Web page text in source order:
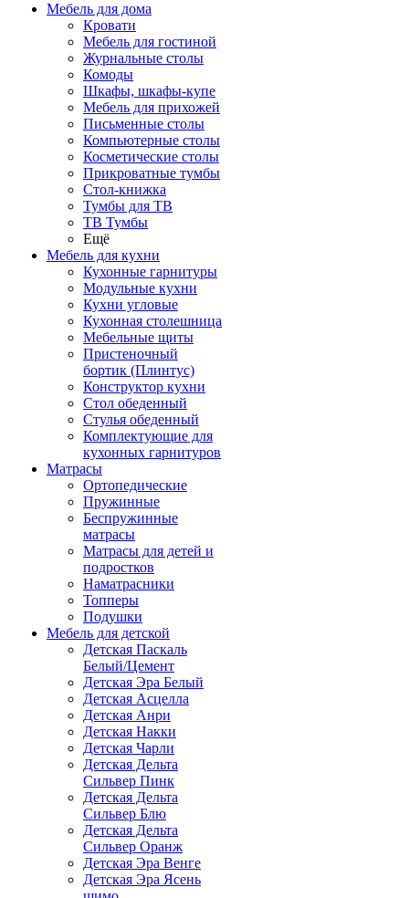
Мебель для дома
Кровати
Мебель для гостиной
Журнальные столы
Комоды
Шкафы, шкафы-купе
Мебель для прихожей
Письменные столы
Компьютерные столы
Косметические столы
Прикроватные тумбы
Стол-книжка
Тумбы для ТВ
ТВ Тумбы
Ещё
Мебель для кухни
Кухонные гарнитуры
Модульные кухни
Кухни угловые
Кухонная столешница
Мебельные щиты
Пристеночный
бортик (Плинтус)
Конструктор кухни
Стол обеденный
Стулья обеденный
Комплектующие для
кухонных гарнитуров
Матраcы
Ортопедические
Пружинные
Беспружинные
матрасы
Матрасы для детей и
подростков
Наматрасники
Топперы
Подушки
Мебель для детской
Детская Паскаль
Белый/Цемент
Детская Эра Белый
Детская Асцелла
Детская Анри
Детская Накки
Детская Чарли
Детская Дельта
Сильвер Пинк
Детская Дельта
Сильвер Блю
Детская Дельта
Сильвер Оранж
Детская Эра Венге
Детская Эра Ясень